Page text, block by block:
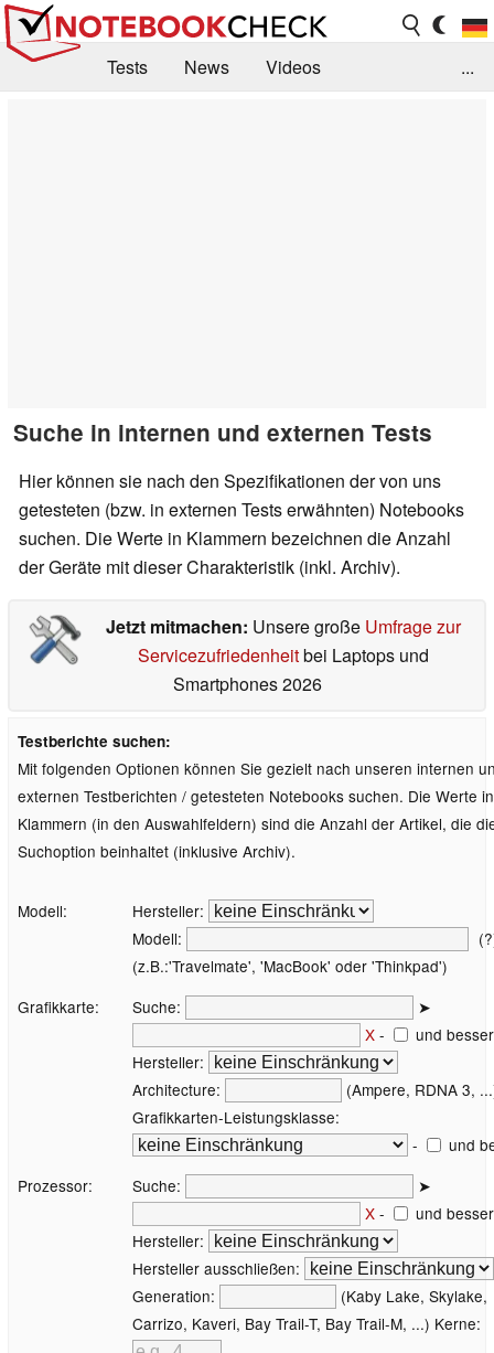
Tests News
Videos
...
Suche in internen und externen Tests
Hier können sie nach den Spezifikationen der von uns
getesteten (bzw. in externen Tests erwähnten) Notebooks
suchen. Die Werte in Klammern bezeichnen die Anzahl
der Geräte mit dieser Charakteristik (inkl. Archiv).
Jetzt mitmachen: Unsere große Umfrage zur
Servicezufriedenheitbei Laptops und
Smartphones 2026
Testberichte suchen:
Mit folgenden Optionen können Sie gezielt nach unseren internen
externen Testberichten / getesteten Notebooks suchen. Die Werte in
Klammern (in den Auswahlfeldern) sind die Anzahl der Artikel, die
Suchoption beinhaltet (inklusive Archiv).
Modell:
Hersteller:
Modell:
(z.B.:'Travelmate', 'MacBook' oder 'Thinkpad')
Grafikkarte:
Suche:
➤
X -
und besser
Hersteller:
Architecture:
(Ampere, RDNA 3,
Grafikkarten-Leistungsklasse:
-
und
Prozessor:
Suche:
➤
X -
und besser
Hersteller:
Hersteller ausschließen:
Generation:
(Kaby Lake, Skylake,
Carrizo, Kaveri, Bay Trail-T, Bay Trail-M, ...) Kerne: